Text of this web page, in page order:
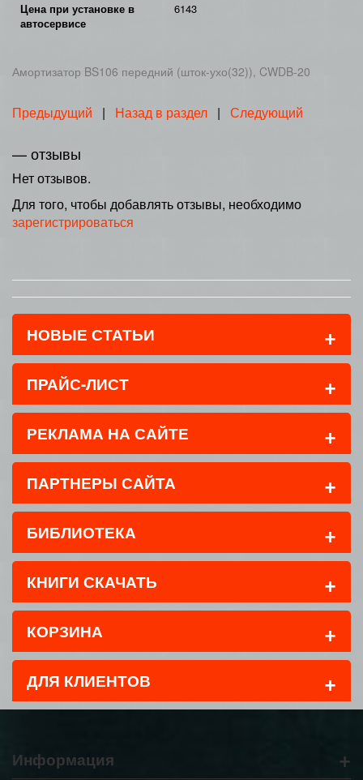
Цена при установке в
автосервисе
6143
Амортизатор BS106 передний (шток-ухо(32)), CWDB-20
Предыдущий | Назад в раздел | Следующий
— отзывы
Нет отзывов.
Для того, чтобы добавлять отзывы, необходимо
зарегистрироваться
НОВЫЕ СТАТЬИ +
ПРАЙС-ЛИСТ +
РЕКЛАМА НА САЙТЕ +
ПАРТНЕРЫ САЙТА +
БИБЛИОТЕКА +
КНИГИ СКАЧАТЬ +
КОРЗИНА +
ДЛЯ КЛИЕНТОВ +
Информация +